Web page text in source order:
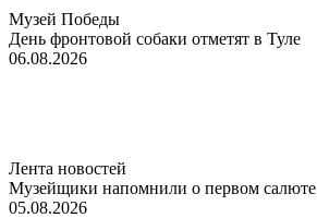
Музей Победы
День фронтовой собаки отметят в Туле
06.08.2026
Лента новостей
Музейщики напомнили о первом салюте
05.08.2026